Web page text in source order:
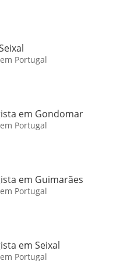
Portugal
em Gondomar
Portugal
em Guimarães
Portugal
em Seixal
Portugal